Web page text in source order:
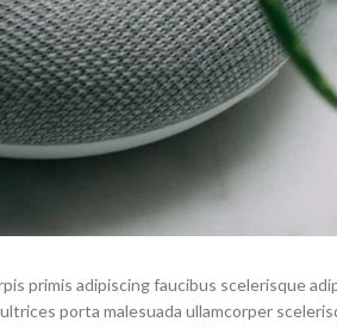
primis adipiscing faucibus scelerisque
porta malesuada ullamcorper